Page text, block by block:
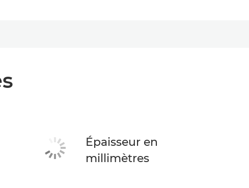
Épaisseur en
millimètres